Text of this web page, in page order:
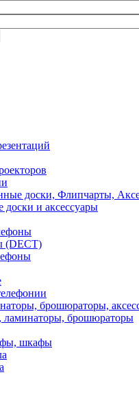
доски, Флипчарты,
доски и аксессуары
(DECT)
брошюраторы,
ламинаторы, брошюраторы
шкафы